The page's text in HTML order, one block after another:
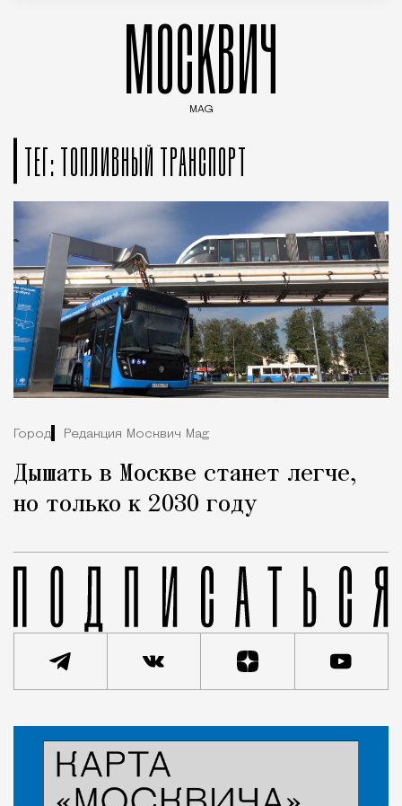
МОСКВИЧ
MAG
ТЕГ: ТОПЛИВНЫЙ ТРАНСПОРТ
Город Редакция Москвич Mag
Дышать в Москве станет легче,
но только к 2030 году